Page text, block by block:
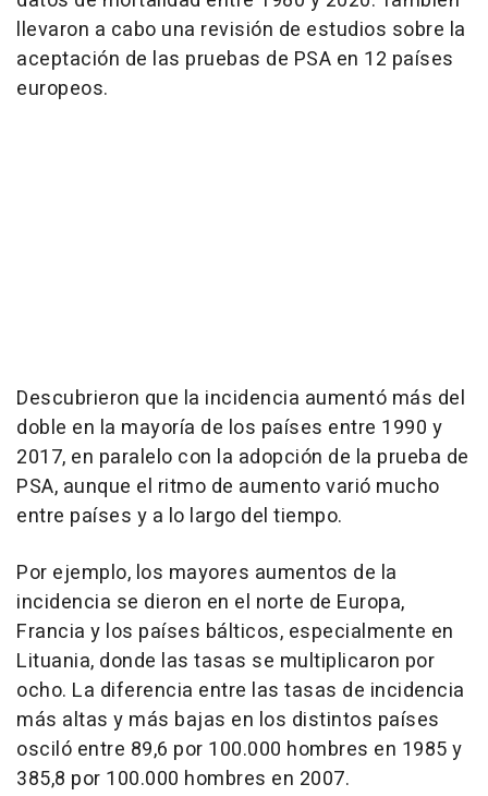
llevaron a cabo una revisión de estudios sobre la
aceptación de las pruebas de PSA en 12 países
europeos.
Descubrieron que la incidencia aumentó más del
doble en la mayoría de los países entre 1990 y
2017, en paralelo con la adopción de la prueba de
PSA, aunque el ritmo de aumento varió mucho
entre países y a lo largo del tiempo.
Por ejemplo, los mayores aumentos de la
incidencia se dieron en el norte de Europa,
Francia y los países bálticos, especialmente en
Lituania, donde las tasas se multiplicaron por
ocho. La diferencia entre las tasas de incidencia
más altas y más bajas en los distintos países
osciló entre 89,6 por 100.000 hombres en 1985 y
385,8 por 100.000 hombres en 2007.